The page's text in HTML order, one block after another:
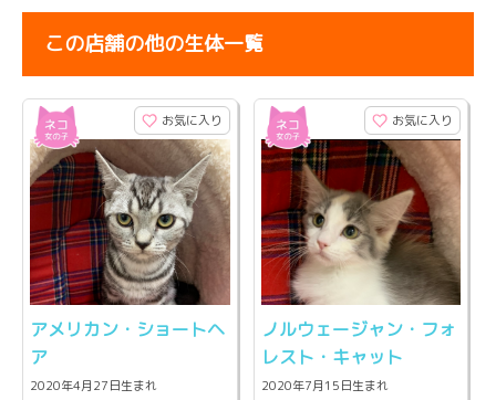
この店舗の他の生体一覧
お気に入り
アメリカン・ショートヘ
ア
2020年4月27日生まれ
お気に入り
ノルウェージャン・フォ
レスト・キャット
2020年7月15日生まれ